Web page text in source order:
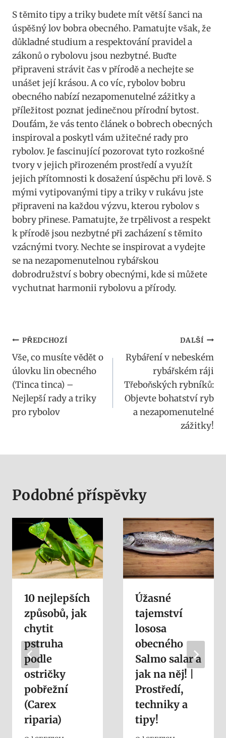
S⁢ těmito ⁤tipy a triky budete mít větší šanci na
úspěšný lov ‍bobra​ obecného. Pamatujte však, ⁣že
důkladné studium a respektování ⁤pravidel a
zákonů o‍ rybolovu‍ jsou nezbytné.‌ Buďte
připraveni ⁣strávit čas v přírodě a nechejte se
unášet její krásou. A co‍ víc, rybolov bobru
obecného nabízí nezapomenutelné zážitky a
příležitost poznat jedinečnou⁣ přírodní bytost.
Doufám, že vás tento článek o bobrech obecných
⁤inspiroval⁣ a poskytl vám užitečné rady pro
rybolov. Je fascinující pozorovat tyto rozkošné
tvory v jejich přirozeném​ prostředí ⁤a využít
jejich přítomnosti⁢ k ⁤dosažení úspěchu při lově.‌ S‌
mými vytipovanými ⁤tipy a ​triky⁤ v rukávu jste
připraveni‍ na každou výzvu,‌ kterou rybolov s ​
bobry přinese. Pamatujte, ⁣že trpělivost a respekt⁤
k přírodě jsou nezbytné při⁢ zacházení​ s těmito
vzácnými tvory.‍ Nechte ⁢se inspirovat a ⁢vydejte
se ‍na nezapomenutelnou ⁢rybářskou
dobrodružství s bobry obecnými, kde si‌ můžete
vychutnat harmonii rybolovu⁢ a přírody. ‌
Navigace
pro
příspěvek
PŘEDCHOZÍ
Vše, co musíte vědět o
úlovku lin obecného
(Tinca tinca) –
Nejlepší rady a triky
pro rybolov
DALŠÍ
Rybáření v nebeském
rybářském ráji
Třeboňských rybníků:
Objevte bohatství ryb
a nezapomenutelné
zážitky!
Podobné příspěvky
10 nejlepších
způsobů, jak
chytit
pstruha
podle
ostričky
pobřežní
(Carex
riparia)
Úžasné
tajemství
lososa
obecného
Salmo salar a
jak na něj! |
Prostředí,
techniky a
tipy!